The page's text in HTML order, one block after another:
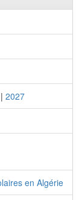
| 2027
en Algérie